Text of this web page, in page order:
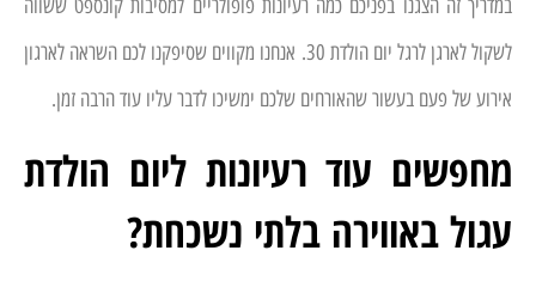
במדריך זה הצגנו בפניכם כמה רעיונות פופולריים למסיבות קונספט ששווה
לשקול לארגן לרגל יום הולדת 30. אנחנו מקווים שסיפקנו לכם השראה לארגון
אירוע של פעם בעשור שהאורחים שלכם ימשיכו לדבר עליו עוד הרבה זמן.
מחפשים עוד רעיונות ליום הולדת
עגול באווירה בלתי נשכחת?